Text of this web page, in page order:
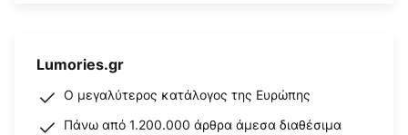
Lumories.gr
Ο μεγαλύτερος κατάλογος της Ευρώπης
Πάνω από 1.200.000 άρθρα άμεσα διαθέσιμα